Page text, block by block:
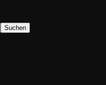
Suchen